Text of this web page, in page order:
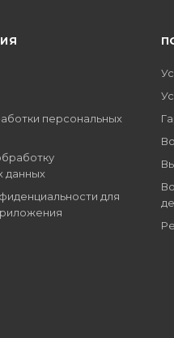
персональных
данных
для